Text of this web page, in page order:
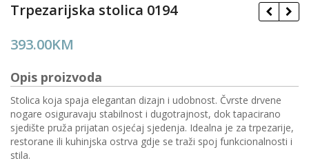
Trpezarijska stolica 0194
393.00KM
Opis proizvoda
Stolica koja spaja elegantan dizajn i udobnost. Čvrste drvene
nogare osiguravaju stabilnost i dugotrajnost, dok tapacirano
sjedište pruža prijatan osjećaj sjedenja. Idealna je za trpezarije,
restorane ili kuhinjska ostrva gdje se traži spoj funkcionalnosti i
stila.